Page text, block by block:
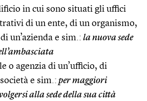
in cui sono situati gli uffici
di un ente, di un organismo,
un’azienda e sim.: la nuova sede
o agenzia di un’ufficio, di
e sim.: per maggiori
alla sede della sua città